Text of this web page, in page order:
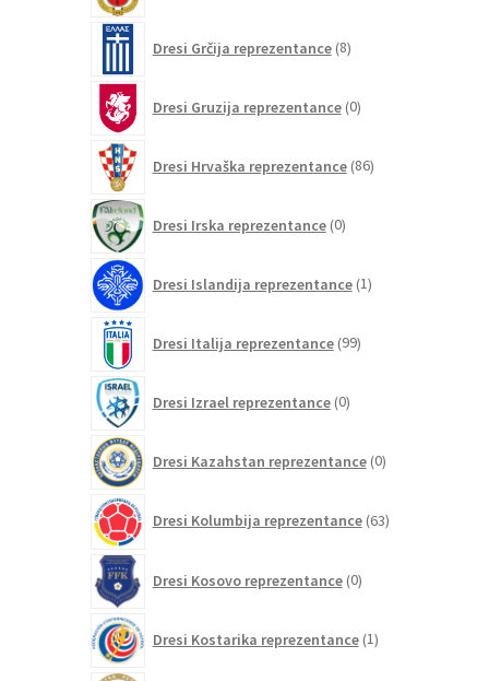
Dresi Grčija reprezentance 8izdelkov
Dresi Gruzija reprezentance 0izdelkov
Dresi Hrvaška reprezentance 86izdelkov
Dresi Irska reprezentance 0izdelkov
Dresi Islandija reprezentance 1izdelek
Dresi Italija reprezentance 99izdelkov
Dresi Izrael reprezentance 0izdelkov
Dresi Kazahstan reprezentance 0izdelkov
Dresi Kolumbija reprezentance 63izdelkov
Dresi Kosovo reprezentance 0izdelkov
Dresi Kostarika reprezentance 1izdelek